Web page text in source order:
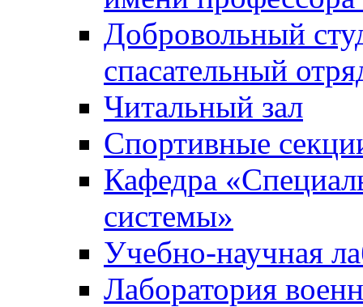
Добровольный
спасательный
Читальный зал
Спортивные
Кафедра
системы»
Учебно-научная
Лаборатория